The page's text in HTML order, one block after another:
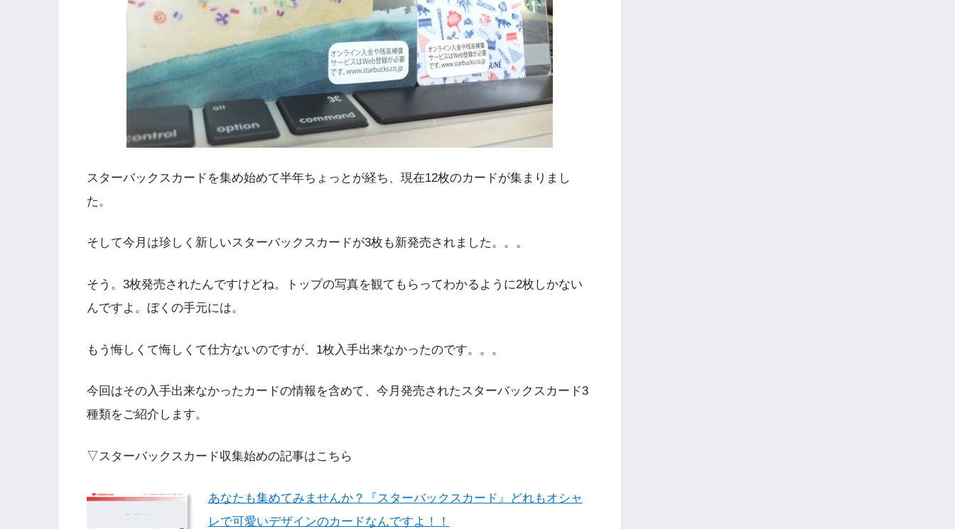
スターバックスカードを集め始めて半年ちょっとが経ち、現在12枚のカードが集まりまし
た。
そして今月は珍しく新しいスターバックスカードが3枚も新発売されました。。。
そう。3枚発売されたんですけどね。トップの写真を観てもらってわかるように2枚しかない
んですよ。ぼくの手元には。
もう悔しくて悔しくて仕方ないのですが、1枚入手出来なかったのです。。。
今回はその入手出来なかったカードの情報を含めて、今月発売されたスターバックスカード3
種類をご紹介します。
▽スターバックスカード収集始めの記事はこちら
あなたも集めてみませんか？『スターバックスカード』どれもオシャ
レで可愛いデザインのカードなんですよ！！